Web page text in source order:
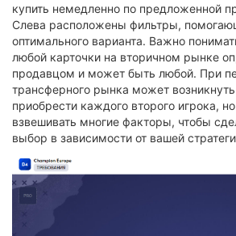
купить немедленно по предложенной
Слева расположены фильтры,
оптимального варианта. Важно
любой карточки на вторичном рынке
продавцом и может быть любой. При
трансферного рынка может
приобрести каждого второго игрока,
взвешивать многие факторы, чтобы
выбор в зависимости от вашей